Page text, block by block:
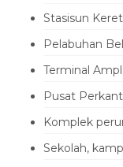
Stasisun
Pelabuhan
Terminal
Pusat
Komplek
Sekolah,